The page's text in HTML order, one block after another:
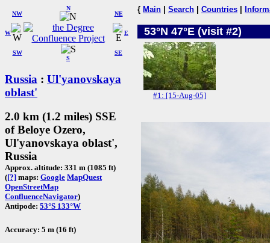
W
NW
N
NE
SW
S
SE
E
Russia : Ul'yanovskaya
oblast'
2.0 km (1.2 miles) SSE
of Beloye Ozero,
Ul'yanovskaya oblast',
Russia
Approx. altitude: 331 m (1085 ft)
([?] maps: Google MapQuest
OpenStreetMap
ConfluenceNavigator)
Antipode: 53°S 133°W
Accuracy: 5 m (16 ft)
{ Main Search Countries
53°N 47°E (visit #2)
#1: [15-Aug-05]